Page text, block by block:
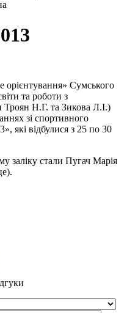
орієнтування» Сумського
та роботи з
Н.Г. та Зикова Л.І.)
зі спортивного
які відбулися з 25 по 30
заліку стали Пугач Марія